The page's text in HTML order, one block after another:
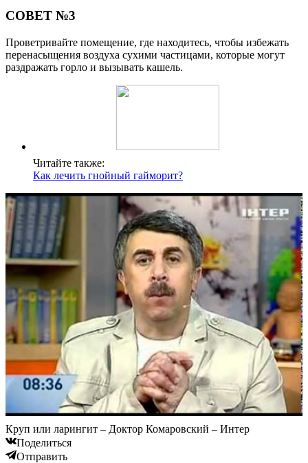
СОВЕТ №3
Проветривайте помещение, где находитесь, чтобы избежать
перенасыщения воздуха сухими частицами, которые могут
раздражать горло и вызывать кашель.
Читайте также:
Как лечить гнойный гайморит?
Круп или ларингит – Доктор Комаровский – Интер
Поделиться
Отправить